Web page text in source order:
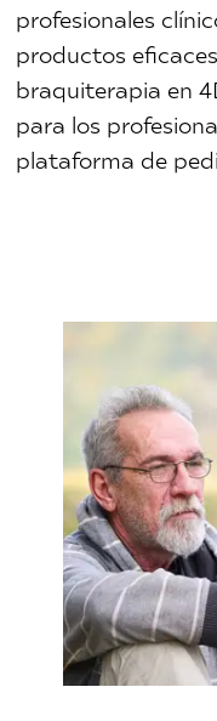
profesionales
productos
braquiterapia en
para los
plataforma de